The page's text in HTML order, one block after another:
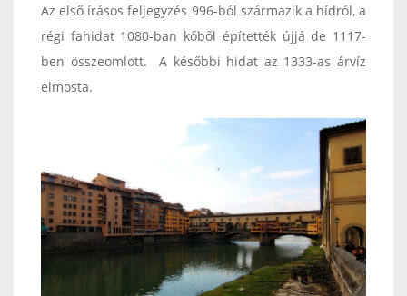
Az első írásos feljegyzés 996-ból származik a hídról, a
régi fahidat 1080-ban kőből építették újjá de 1117-
ben összeomlott. A későbbi hidat az 1333-as árvíz
elmosta.